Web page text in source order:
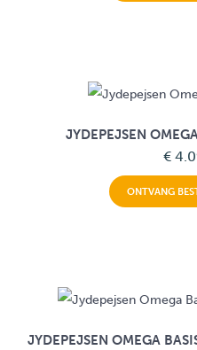
JYDEPEJSEN
€
ONTVANG
JYDEPEJSEN OMEGA